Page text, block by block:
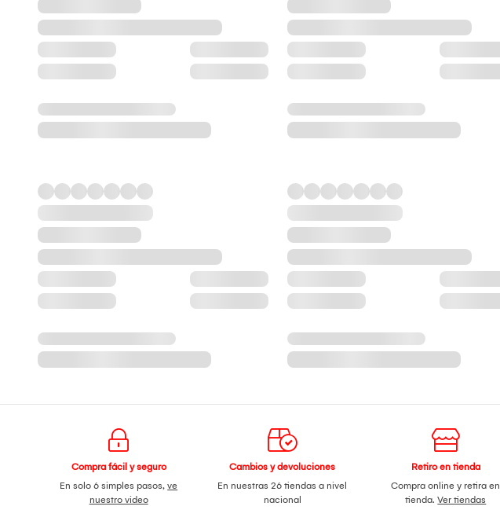
Compra fácil y seguro
En solo 6 simples pasos,ve
nuestro video
Cambios y devoluciones
En nuestras 26 tiendas a nivel
nacional
Retiro en tienda
Compra online y retira en
tienda.Ver tiendas